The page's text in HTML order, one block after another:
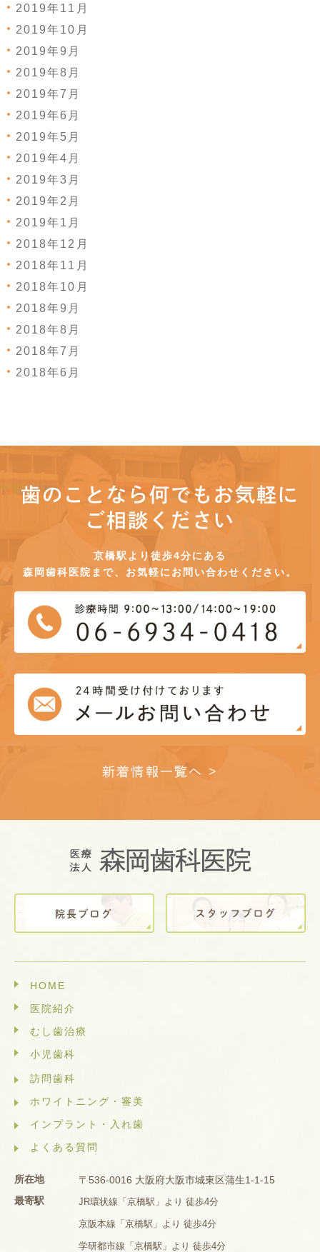
2019年11月
2019年10月
2019年9月
2019年8月
2019年7月
2019年6月
2019年5月
2019年4月
2019年3月
2019年2月
2019年1月
2018年12月
2018年11月
2018年10月
2018年9月
2018年8月
2018年7月
2018年6月
歯のことなら何でもお気軽に
ご相談ください
京橋駅より徒歩4分にある
森岡歯科医院まで、お気軽にお問い合わせください。
新着情報一覧へ >
HOME
医院紹介
むし歯治療
小児歯科
訪問歯科
ホワイトニング・審美
インプラント・入れ歯
よくある質問
所在地
〒536-0016 大阪府大阪市城東区蒲生1-1-15
最寄駅
JR環状線「京橋駅」より 徒歩4分
京阪本線「京橋駅」より 徒歩4分
学研都市線「京橋駅」より 徒歩4分